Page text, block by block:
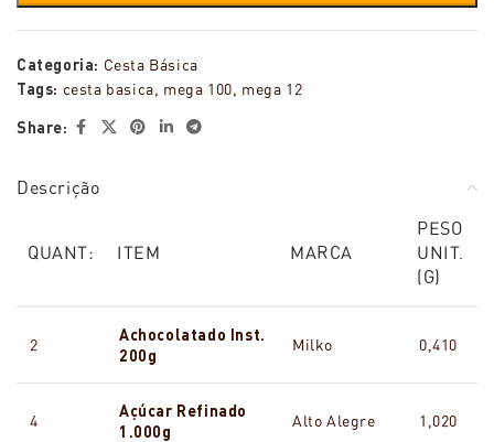
Categoria: Cesta Básica
Tags: cesta basica, mega 100, mega 12
Share:
Descrição
QUANT: ITEM MARCA
PESO
UNIT.
(G)
2
Achocolatado Inst.
200g
Milko 0,410
4
Açúcar Refinado
1.000g
Alto Alegre 1,020